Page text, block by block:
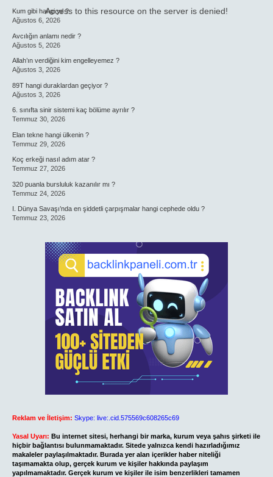
Kum gibi hangi yıl ?
Ağustos 6, 2026
Avcılığın anlamı nedir ?
Ağustos 5, 2026
Allah’ın verdiğini kim engelleyemez ?
Ağustos 3, 2026
89T hangi duraklardan geçiyor ?
Ağustos 3, 2026
6. sınıfta sinir sistemi kaç bölüme ayrılır ?
Temmuz 30, 2026
Elan tekne hangi ülkenin ?
Temmuz 29, 2026
Koç erkeği nasıl adım atar ?
Temmuz 27, 2026
320 puanla bursluluk kazanılır mı ?
Temmuz 24, 2026
I. Dünya Savaşı’nda en şiddetli çarpışmalar hangi cephede oldu ?
Temmuz 23, 2026
Reklam ve İletişim: Skype: live:.cid.575569c608265c69
Yasal Uyarı: Bu internet sitesi, herhangi bir marka, kurum veya şahıs şirketi ile
hiçbir bağlantısı bulunmamaktadır. Sitede yalnızca kendi hazırladığımız
makaleler paylaşılmaktadır. Burada yer alan içerikler haber niteliği
taşımamakta olup, gerçek kurum ve kişiler hakkında paylaşım
yapılmamaktadır. Gerçek kurum ve kişiler ile isim benzerlikleri tamamen
Access to this resource on the server is denied!